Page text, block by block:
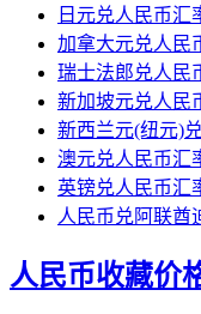
日元兑人民币汇
加拿大元兑人民
瑞士法郎兑人民
新加坡元兑人民
新西兰元(纽元)
澳元兑人民币汇
英镑兑人民币汇
人民币兑阿联酋
人民币收藏价